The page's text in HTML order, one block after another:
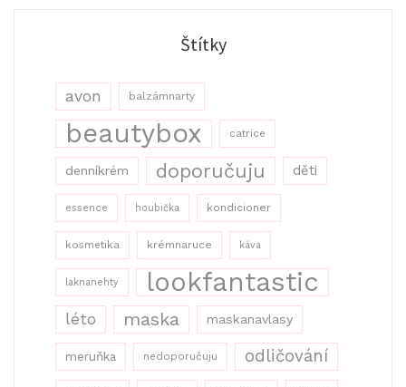
Štítky
avon balzámnarty
beautybox catrice
denníkrém doporučuju děti
essence houbička kondicioner
kosmetika krémnaruce káva
laknanehty lookfantastic
léto maska maskanavlasy
meruňka nedoporučuju odličování